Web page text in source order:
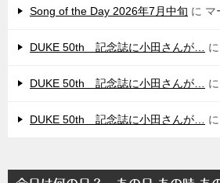
Song of the Day 2026年7月中旬 に マ
DUKE 50th 記念誌に小田さんが… に
DUKE 50th 記念誌に小田さんが… に
DUKE 50th 記念誌に小田さんが… に